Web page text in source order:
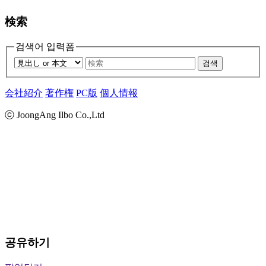
検索
검색어 입력폼
검색
会社紹介 著作権 PC版 個人情報
ⓒ JoongAng Ilbo Co.,Ltd
공유하기